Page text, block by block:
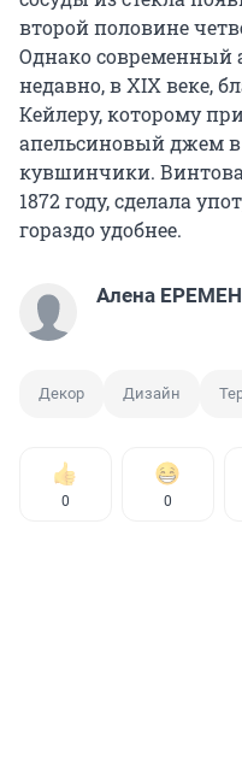
второй половине
Однако современный
недавно, в XIX веке,
Кейлеру, которому
апельсиновый джем
кувшинчики.
1872 году, сделала
гораздо удобнее.
Алена
Декор Дизайн
0 0